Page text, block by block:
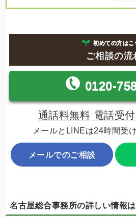
初めての方はこ
ご相談の流
0120-
通話料無料 電話受
メールとLINEは24時間受
メールでのご相談
名古屋総合事務所の詳しい情報